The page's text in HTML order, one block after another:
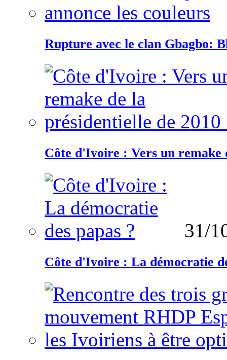
Rupture avec le clan Gbagbo:
Côte d'Ivoire : Vers un remake
31/
Côte d'Ivoire : La démocratie